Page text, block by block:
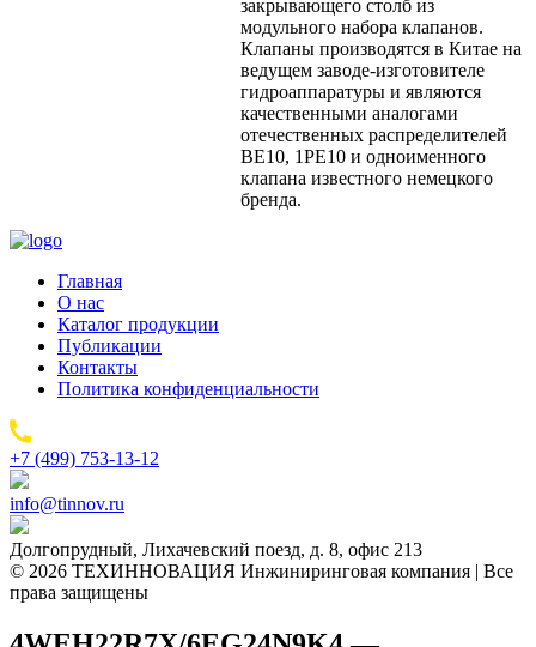
закрывающего столб из
модульного набора клапанов.
Клапаны производятся в Китае на
ведущем заводе-изготовителе
гидроаппаратуры и являются
качественными аналогами
отечественных распределителей
ВЕ10, 1РЕ10 и одноименного
клапана известного немецкого
бренда.
Главная
О нас
Каталог продукции
Публикации
Контакты
Политика конфиденциальности
+7 (499) 753-13-12
info@tinnov.ru
Долгопрудный, Лихачевский поезд, д. 8, офис 213
© 2026 ТЕХИННОВАЦИЯ Инжиниринговая компания | Все
права защищены